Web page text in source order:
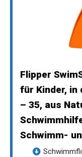
Flipper
für Kinder, in
– 35, aus
Schwimm-